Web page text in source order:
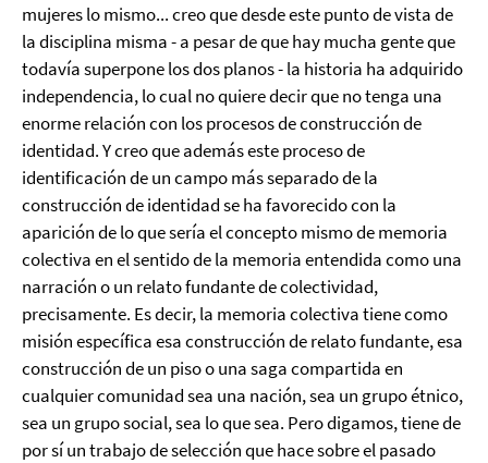
mujeres lo mismo... creo que desde este punto de vista de
la disciplina misma - a pesar de que hay mucha gente que
todavía superpone los dos planos - la historia ha adquirido
independencia, lo cual no quiere decir que no tenga una
enorme relación con los procesos de construcción de
identidad. Y creo que además este proceso de
identificación de un campo más separado de la
construcción de identidad se ha favorecido con la
aparición de lo que sería el concepto mismo de memoria
colectiva en el sentido de la memoria entendida como una
narración o un relato fundante de colectividad,
precisamente. Es decir, la memoria colectiva tiene como
misión específica esa construcción de relato fundante, esa
construcción de un piso o una saga compartida en
cualquier comunidad sea una nación, sea un grupo étnico,
sea un grupo social, sea lo que sea. Pero digamos, tiene de
por sí un trabajo de selección que hace sobre el pasado